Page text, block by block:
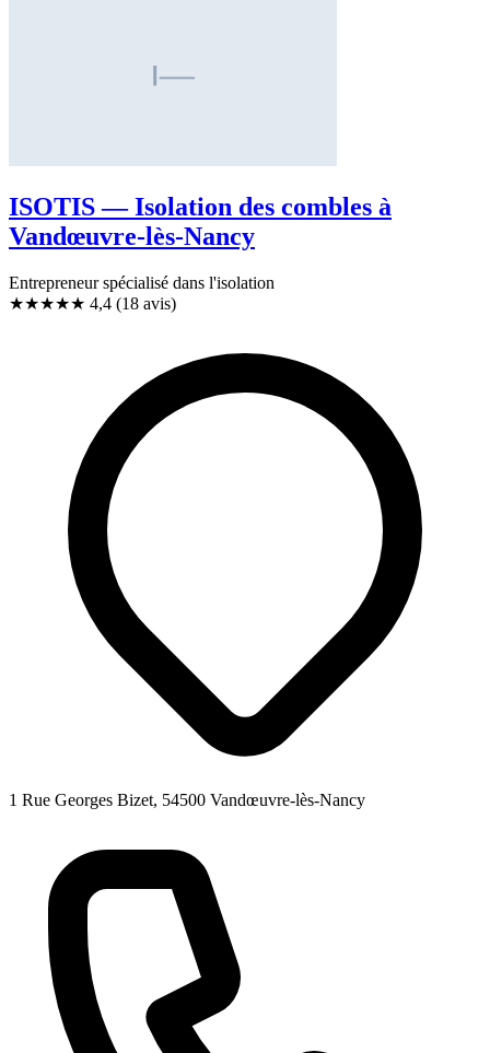
ISOTIS — Isolation des combles à
Vandœuvre-lès-Nancy
Entrepreneur spécialisé dans l'isolation
★★★★★ 4,4 (18 avis)
1 Rue Georges Bizet, 54500 Vandœuvre-lès-Nancy